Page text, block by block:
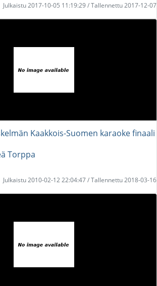
Julkaistu 2017-10-05 11:19:29 / Tallennettu 2017-12-07
Kaakkois-Suomen karaoke finaali
Torppa
Julkaistu 2010-02-12 22:04:47 / Tallennettu 2018-03-16